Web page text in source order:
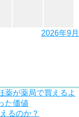
2026年9月
薬が薬局で買えるよ
た価値
るのか？